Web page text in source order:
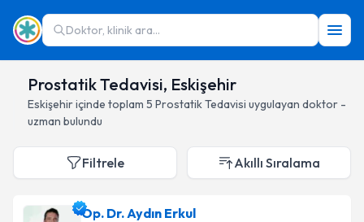
Doktor, klinik ara...
Prostatik Tedavisi, Eskişehir
Eskişehiriçinde toplam 5 Prostatik Tedavisi uygulayan doktor -
uzman bulundu
Filtrele Akıllı Sıralama
Op. Dr. Aydın Erkul